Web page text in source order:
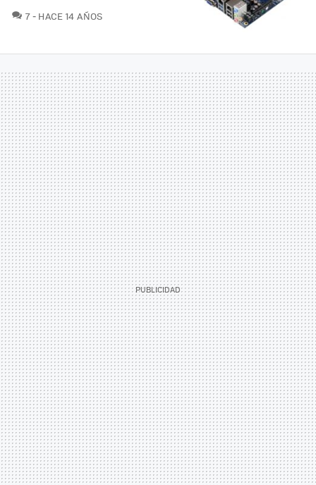
7COMENTARIOS
HACE 14 AÑOS